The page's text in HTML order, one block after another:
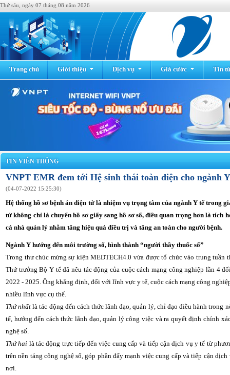
Thứ sáu, ngày 07 tháng 08 năm 2026
Trang chủ Giới thiệu Dịch vụ Giá cước Tin
TIN VIỄN THÔNG
VNPT EMR đem tới Hệ sinh thái toàn diện cho ngành
(04-07-2022 15:25:30)
Hệ thống hồ sơ bệnh án điện tử là nhiệm vụ trọng tâm của ngành Y tế trong
tử không chỉ là chuyển hồ sơ giấy sang hồ sơ số, điều quan trọng hơn là tích
cả nhà quản lý nhằm tăng hiệu quả điều trị và tăng an toàn cho người bệnh.
Ngành Y hướng đến môi trường số, hình thành “người thầy thuốc số”
Trong thư chúc mừng sự kiện MEDTECH4.0 vừa được tổ chức vào trung tuần
Thứ trưởng Bộ Y tế đã nêu tác động của cuộc cách mạng công nghiệp lần 4
2022 - 2025. Ông khẳng định, đối với lĩnh vực y tế, cuộc cách mạng công
nhiều lĩnh vực cụ thể.
Thứ nhất là tác động đến cách thức lãnh đạo, quản lý, chỉ đạo điều hành trong
tế, hướng đến cách thức lãnh đạo, quản lý công việc và ra quyết định chính
nghệ số.
Thứ hai là tác động trực tiếp đến việc cung cấp và tiếp cận dịch vụ y tế từ
trên nền tảng công nghệ số, góp phần đẩy mạnh việc cung cấp và tiếp cận
nơi.